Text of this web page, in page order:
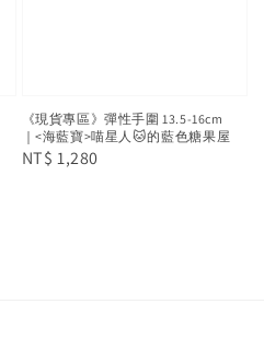
《現貨專區》彈性手圍 13.5-16cm
｜<海藍寶>喵星人🐱的藍色糖果屋
Regular
NT$ 1,280